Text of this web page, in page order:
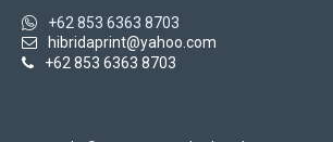
+62 853 6363 8703
hibridaprint@yahoo.com
+62 853 6363 8703